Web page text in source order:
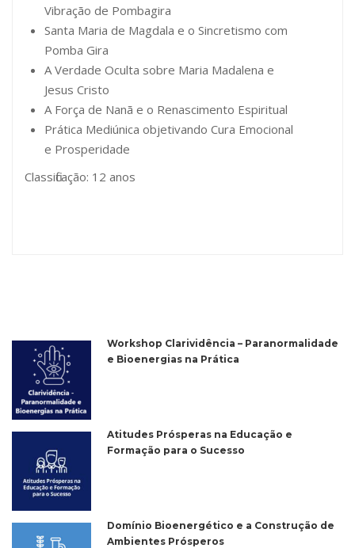
Vibração de Pombagira
Santa Maria de Magdala e o Sincretismo com
Pomba Gira
A Verdade Oculta sobre Maria Madalena e
Jesus Cristo
A Força de Nanã e o Renascimento Espiritual
Prática Mediúnica objetivando Cura Emocional
e Prosperidade
Classificação: 12 anos
Workshop Clarividência – Paranormalidade
e Bioenergias na Prática
Atitudes Prósperas na Educação e
Formação para o Sucesso
Domínio Bioenergético e a Construção de
Ambientes Prósperos